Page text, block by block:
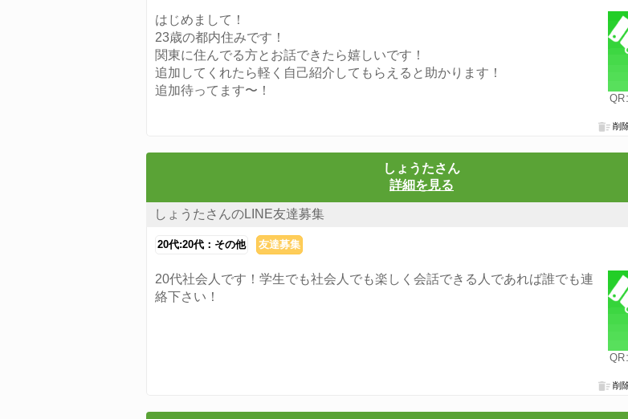
QR
はじめまして！
23歳の都内住みです！
関東に住んでる方とお話できたら嬉しいです！
追加してくれたら軽く自己紹介してもらえると助かります！
追加待ってます〜！
削
しょうたさん
詳細を見る
しょうたさんのLINE友達募集
20代:20代：その他 友達募集
QR
20代社会人です！学生でも社会人でも楽しく会話できる人であれば誰でも連
絡下さい！
削